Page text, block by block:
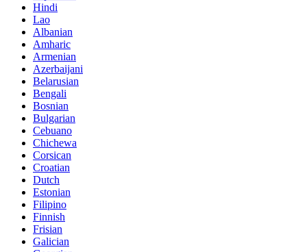
Hindi
Lao
Albanian
Amharic
Armenian
Azerbaijani
Belarusian
Bengali
Bosnian
Bulgarian
Cebuano
Chichewa
Corsican
Croatian
Dutch
Estonian
Filipino
Finnish
Frisian
Galician